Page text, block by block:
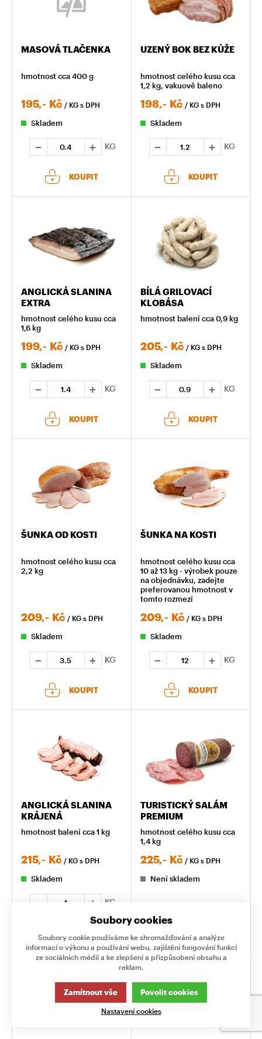
MASOVÁ TLAČENKA
hmotnost cca 400 g
195,- Kč / KG s DPH
Skladem
KG
KOUPIT
UZENÝ BOK BEZ KŮŽE
hmotnost celého kusu cca
1,2 kg, vakuově baleno
198,- Kč / KG s DPH
Skladem
KG
KOUPIT
ANGLICKÁ SLANINA
EXTRA
hmotnost celého kusu cca
1,6 kg
199,- Kč / KG s DPH
Skladem
KG
KOUPIT
BÍLÁ GRILOVACÍ
KLOBÁSA
hmotnost balení cca 0,9 kg
205,- Kč / KG s DPH
Skladem
KG
KOUPIT
ŠUNKA OD KOSTI
hmotnost celého kusu cca
2,2 kg
209,- Kč / KG s DPH
Skladem
KG
KOUPIT
ŠUNKA NA KOSTI
hmotnost celého kusu cca
10 až 13 kg - výrobek pouze
na objednávku, zadejte
preferovanou hmotnost v
tomto rozmezí
209,- Kč / KG s DPH
Skladem
KG
KOUPIT
ANGLICKÁ SLANINA
KRÁJENÁ
hmotnost balení cca 1 kg
215,- Kč / KG s DPH
Skladem
KG
KOUPIT
TURISTICKÝ SALÁM
PREMIUM
hmotnost celého kusu cca
1,4 kg
225,- Kč / KG s DPH
Není skladem
Soubory cookies
Soubory cookie používáme ke shromažďování a analýze
informací o výkonu a používání webu, zajištění fungování funkcí
ze sociálních médií a ke zlepšení a přizpůsobení obsahu a
reklam.
Zamítnout vše Povolit cookies
Nastavení cookies